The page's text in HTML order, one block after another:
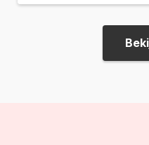
concrete do’s & don’ts,
tricks en noem maar op,
de belangrijkste
drijfveer nog weleens